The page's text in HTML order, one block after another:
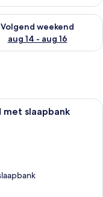
weekend aug 7 -
Volgend weekend
aug 14 - aug 16
kamer, 1
met slaapbank